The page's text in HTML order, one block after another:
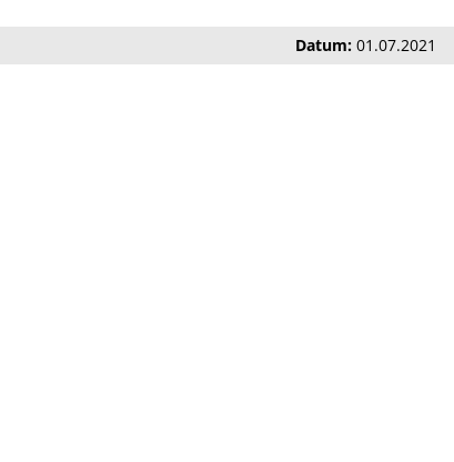
Datum: 01.07.2021